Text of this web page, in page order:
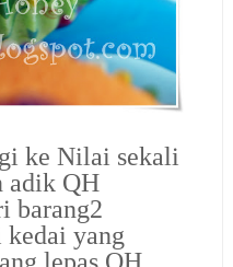
ke Nilai sekali
adik QH
barang2
kedai yang
lepas QH